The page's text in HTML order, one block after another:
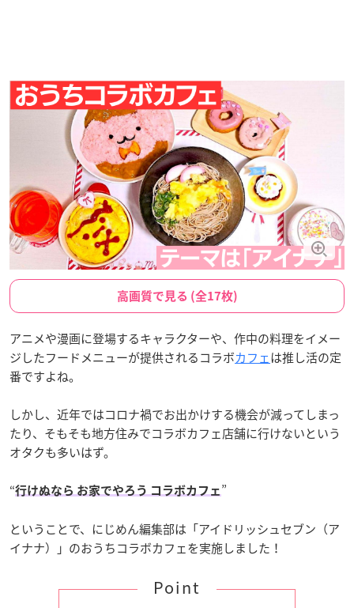
高画質で見る (全17枚)
アニメや漫画に登場するキャラクターや、作中の料理をイメー
ジしたフードメニューが提供されるコラボカフェは推し活の定
番ですよね。
しかし、近年ではコロナ禍でお出かけする機会が減ってしまっ
たり、そもそも地方住みでコラボカフェ店舗に行けないという
オタクも多いはず。
“行けぬなら お家でやろう コラボカフェ ”
ということで、にじめん編集部は「アイドリッシュセブン（ア
イナナ）」のおうちコラボカフェを実施しました！
Point